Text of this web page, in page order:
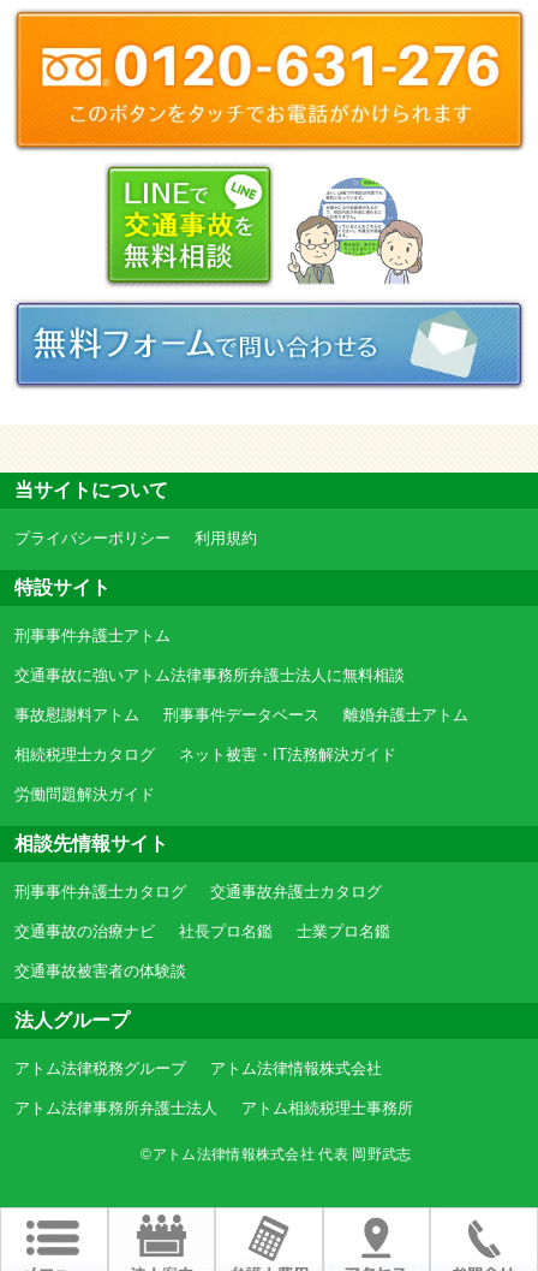
当サイトについて
プライバシーポリシー 利用規約
特設サイト
刑事事件弁護士アトム
交通事故に強いアトム法律事務所弁護士法人に無料相談
事故慰謝料アトム 刑事事件データベース 離婚弁護士アトム
相続税理士カタログ ネット被害・IT法務解決ガイド
労働問題解決ガイド
相談先情報サイト
刑事事件弁護士カタログ 交通事故弁護士カタログ
交通事故の治療ナビ 社長プロ名鑑 士業プロ名鑑
交通事故被害者の体験談
法人グループ
アトム法律税務グループ アトム法律情報株式会社
アトム法律事務所弁護士法人 アトム相続税理士事務所
©アトム法律情報株式会社 代表 岡野武志